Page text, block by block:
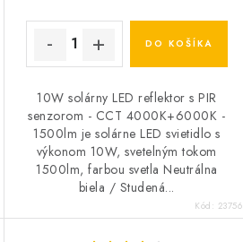
DO KOŠÍKA
10W solárny LED reflektor s PIR
senzorom - CCT 4000K+6000K -
1500lm je solárne LED svietidlo s
výkonom 10W, svetelným tokom
1500lm, farbou svetla Neutrálna
biela / Studená...
Kód: 23756